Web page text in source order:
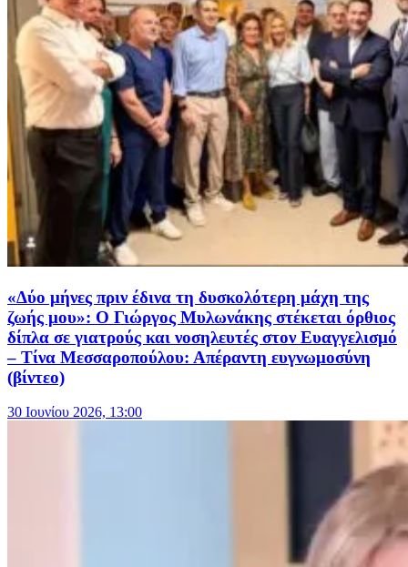
«Δύο μήνες πριν έδινα τη δυσκολότερη μάχη της
ζωής μου»: Ο Γιώργος Μυλωνάκης στέκεται όρθιος
δίπλα σε γιατρούς και νοσηλευτές στον Ευαγγελισμό
– Τίνα Μεσσαροπούλου: Απέραντη ευγνωμοσύνη
(βίντεο)
30 Ιουνίου 2026, 13:00